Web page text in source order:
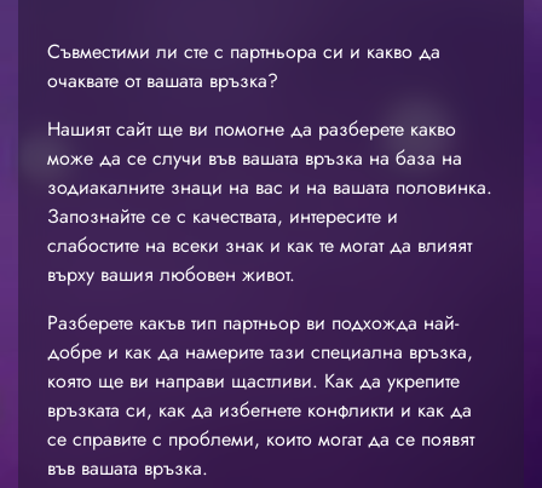
Съвместими ли сте с партньора си и какво да
очаквате от вашата връзка?
Нашият сайт ще ви помогне да разберете какво
може да се случи във вашата връзка на база на
зодиакалните знаци на вас и на вашата половинка.
Запознайте се с качествата, интересите и
слабостите на всеки знак и как те могат да влияят
върху вашия любовен живот.
Разберете какъв тип партньор ви подхожда най-
добре и как да намерите тази специална връзка,
която ще ви направи щастливи. Как да укрепите
връзката си, как да избегнете конфликти и как да
се справите с проблеми, които могат да се появят
във вашата връзка.